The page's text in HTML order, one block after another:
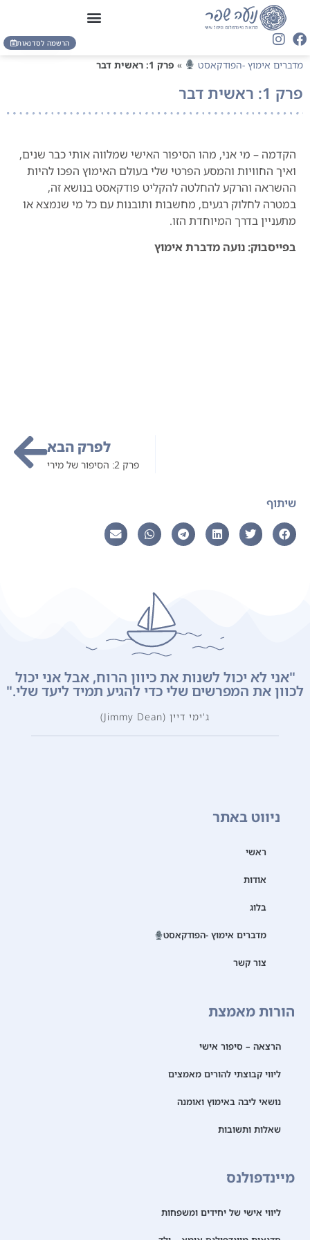
הרשמה לסדנאות
מדברים אימוץ -הפודקאסט » פרק 1: ראשית דבר
פרק 1: ראשית דבר
הקדמה – מי אני, מהו הסיפור האישי שמלווה אותי כבר שנים,
ואיך החוויות והמסע הפרטי שלי בעולם האימוץ הפכו להיות
ההשראה והרקע להחלטה להקליט פודקאסט בנושא זה,
במטרה לחלוק רגעים, מחשבות ותובנות עם כל מי שנמצא או
מתעניין בדרך המיוחדת הזו.
בפייסבוק: נועה מדברת אימוץ
לפרק הבא
פרק 2: הסיפור של מירי
שיתוף
"אני לא יכול לשנות את כיוון הרוח, אבל אני יכול
לכוון את המפרשים שלי כדי להגיע תמיד ליעד שלי."
ג'ימי דיין (Jimmy Dean)
ניווט באתר
ראשי
אודות
בלוג
מדברים אימוץ -הפודקאסט
צור קשר
הורות מאמצת
הרצאה – סיפור אישי
ליווי קבוצתי להורים מאמצים
נושאי ליבה באימוץ ואומנה
שאלות ותשובות
מיינדפולנס
ליווי אישי של יחידים ומשפחות